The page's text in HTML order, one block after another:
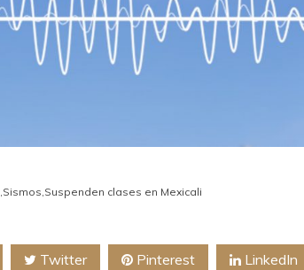
,Sismos,Suspenden clases en Mexicali
Twitter Pinterest LinkedIn